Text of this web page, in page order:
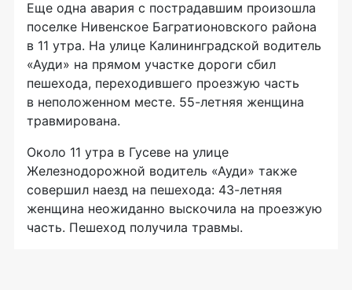
Еще одна авария с пострадавшим произошла
поселке Нивенское Багратионовского района
в 11 утра. На улице Калининградской водитель
«Ауди» на прямом участке дороги сбил
пешехода, переходившего проезжую часть
в неположенном месте. 55-летняя женщина
травмирована.
Около 11 утра в Гусеве на улице
Железнодорожной водитель «Ауди» также
совершил наезд на пешехода: 43-летняя
женщина неожиданно выскочила на проезжую
часть. Пешеход получила травмы.